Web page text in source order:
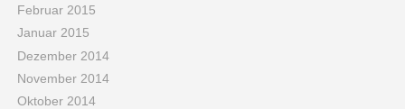
Februar 2015
Januar 2015
Dezember 2014
November 2014
Oktober 2014